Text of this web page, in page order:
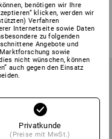
Farben
157,18
ab 10 Stück
benötigen wir Ihre
klicken, werden wir
Verfahren
Internetseite sowie Daten
zu folgenden
Angebote und
sowie
nicht wünschen, können
auch gegen den Einsatz
Privatkunde
(Preise mit MwSt.)